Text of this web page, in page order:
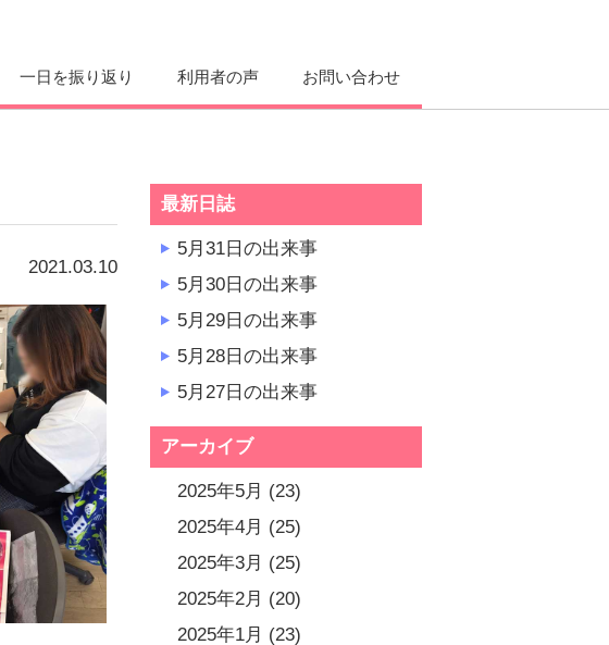
一日を振り返り 利用者の声 お問い合わせ
2021.03.10
最新日誌
5月31日の出来事
5月30日の出来事
5月29日の出来事
5月28日の出来事
5月27日の出来事
アーカイブ
2025年5月 (23)
2025年4月 (25)
2025年3月 (25)
2025年2月 (20)
2025年1月 (23)